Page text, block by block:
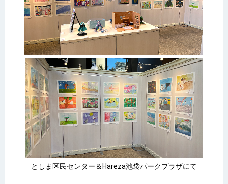
としま区民センター＆Hareza池袋パークプラザにて